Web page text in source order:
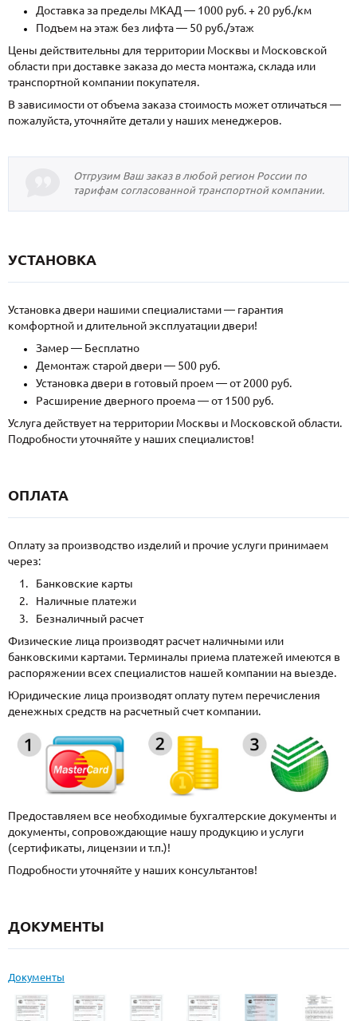
Доставка за пределы МКАД — 1000 руб. + 20 руб./км
Подъем на этаж без лифта — 50 руб./этаж
Цены действительны для территории Москвы и Московской
области при доставке заказа до места монтажа, склада или
транспортной компании покупателя.
В зависимости от объема заказа стоимость может отличаться —
пожалуйста, уточняйте детали у наших менеджеров.
Отгрузим Ваш заказ в любой регион России по
тарифам согласованной транспортной компании.
УСТАНОВКА
Установка двери нашими специалистами — гарантия
комфортной и длительной эксплуатации двери!
Замер — Бесплатно
Демонтаж старой двери — 500 руб.
Установка двери в готовый проем — от 2000 руб.
Расширение дверного проема — от 1500 руб.
Услуга действует на территории Москвы и Московской области.
Подробности уточняйте у наших специалистов!
ОПЛАТА
Оплату за производство изделий и прочие услуги принимаем
через:
Банковские карты
Наличные платежи
Безналичный расчет
Физические лица производят расчет наличными или
банковскими картами. Терминалы приема платежей имеются в
распоряжении всех специалистов нашей компании на выезде.
Юридические лица производят оплату путем перечисления
денежных средств на расчетный счет компании.
Предоставляем все необходимые бухгалтерские документы и
документы, сопровождающие нашу продукцию и услуги
(сертификаты, лицензии и т.п.)!
Подробности уточняйте у наших консультантов!
ДОКУМЕНТЫ
Документы